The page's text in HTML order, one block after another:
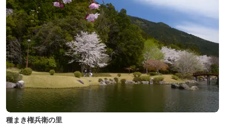
種まき権兵衛の里